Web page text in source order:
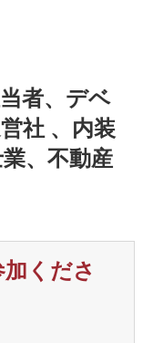
者、デベ
社 、内装
、不動産
くださ